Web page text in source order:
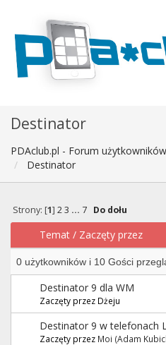
Destinator
PDAclub.pl - Forum
Destinator
Strony: [1] 2 3 ... 7 Do dołu
Temat / Zaczęty przez
0 użytkowników i 10 Gości
Destinator 9 dla WM
Zaczęty przez Dżeju
Destinator 9 w telefonach
Zaczęty przez Moi (Adam